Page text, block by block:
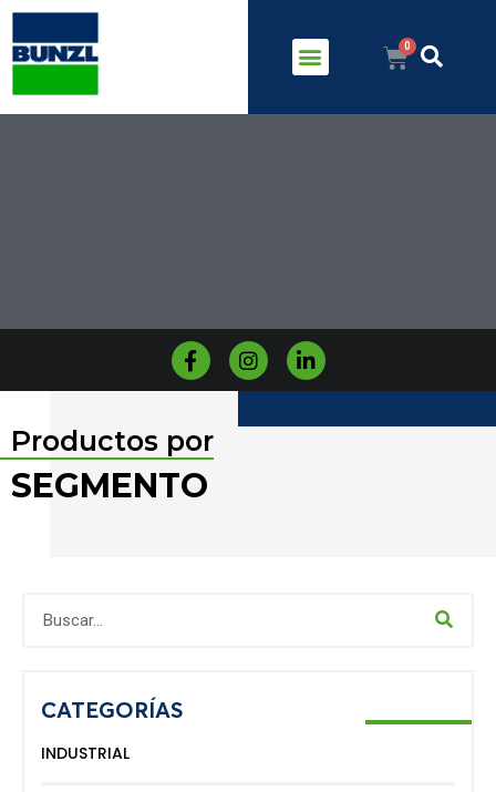
Productos por
SEGMENTO
CATEGORÍAS
INDUSTRIAL